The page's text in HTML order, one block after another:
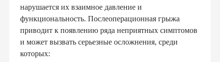
нарушается их взаимное давление и
функциональность. Послеоперационная грыжа
приводит к появлению ряда неприятных симптомов
и может вызвать серьезные осложнения, среди
которых: